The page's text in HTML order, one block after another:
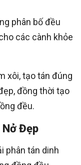
phân bố đều
các cành khỏe
xôi, tạo tán đúng
đồng thời tạo
đều.
Nở Đẹp
phân tán dinh